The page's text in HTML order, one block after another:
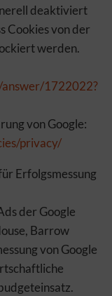
deaktiviert
Cookies von der
werden.
1722022?
von Google:
privacy/
Erfolgsmessung
der Google
Barrow
von Google